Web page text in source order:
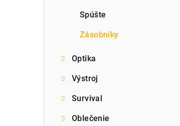
Spúšte
Zásobníky
Optika
Výstroj
Survival
Oblečenie